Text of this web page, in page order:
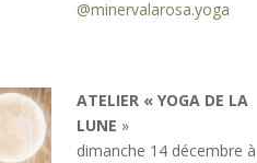
@minervalarosa.yoga
ATELIER « YOGA DE LA
LUNE »
dimanche 14 décembre